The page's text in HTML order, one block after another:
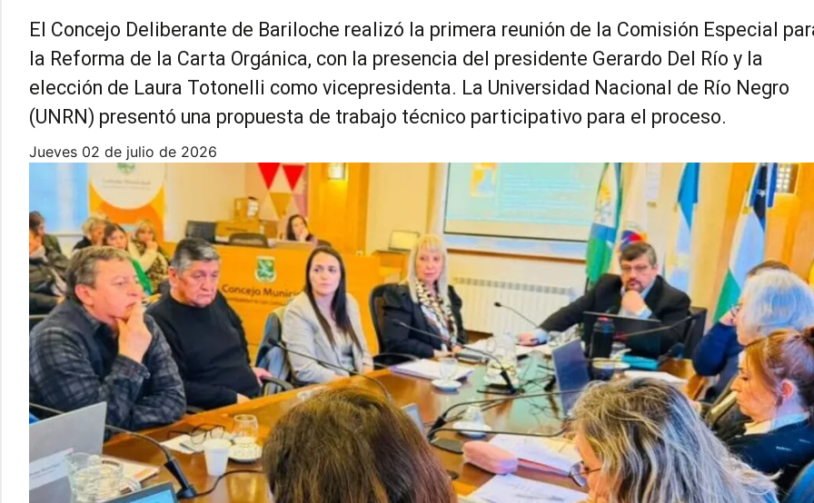
El Concejo Deliberante de Bariloche realizó la primera reunión de la Comisión Especial
la Reforma de la Carta Orgánica, con la presencia del presidente Gerardo Del Río y la
elección de Laura Totonelli como vicepresidenta. La Universidad Nacional de Río Negro
(UNRN) presentó una propuesta de trabajo técnico participativo para el proceso.
jueves 02 de julio de 2026